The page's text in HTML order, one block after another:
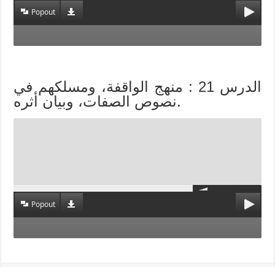
Popout
الدرس 21 : منهج الواقفة، ومسلكهم في
نصوص الصفات، وبيان أثره.
Popout